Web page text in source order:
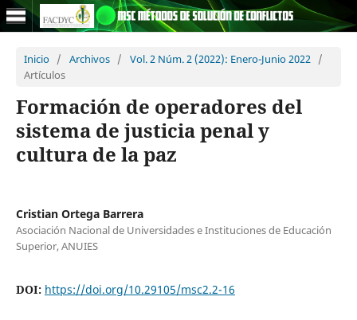
Inicio / Archivos / Vol. 2 Núm. 2 (2022): Enero-Junio 2022 /
Artículos
Formación de operadores del
sistema de justicia penal y
cultura de la paz
Cristian Ortega Barrera
Asociación Nacional de Universidades e Instituciones de Educación
Superior, ANUIES
DOI: https://doi.org/10.29105/msc2.2-16